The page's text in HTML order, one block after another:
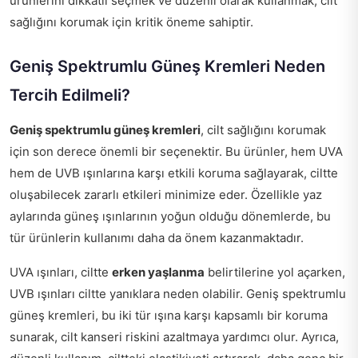
sağlığını korumak için kritik öneme sahiptir.
Geniş Spektrumlu Güneş Kremleri Neden
Tercih Edilmeli?
Geniş spektrumlu güneş kremleri, cilt sağlığını korumak
için son derece önemli bir seçenektir. Bu ürünler, hem UVA
hem de UVB ışınlarına karşı etkili koruma sağlayarak, ciltte
oluşabilecek zararlı etkileri minimize eder. Özellikle yaz
aylarında güneş ışınlarının yoğun olduğu dönemlerde, bu
tür ürünlerin kullanımı daha da önem kazanmaktadır.
UVA ışınları, ciltte erken yaşlanma belirtilerine yol açarken,
UVB ışınları ciltte yanıklara neden olabilir. Geniş spektrumlu
güneş kremleri, bu iki tür ışına karşı kapsamlı bir koruma
sunarak, cilt kanseri riskini azaltmaya yardımcı olur. Ayrıca,